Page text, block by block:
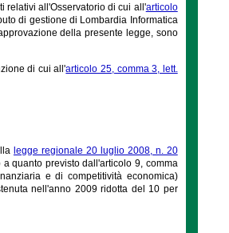
relativi all'Osservatorio di cui all'articolo
di gestione di Lombardia Informatica
della presente legge, sono
di cui all'articolo 25, comma 3, lett.
legge regionale 20 luglio 2008, n. 20
quanto previsto dall'articolo 9, comma
e di competitività economica)
nell'anno 2009 ridotta del 10 per